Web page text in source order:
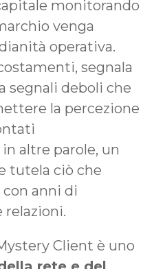
monitorando
venga
operativa.
segnala
segnali deboli che
la percezione
altre parole, un
tutela ciò che
con anni di
relazioni.
Client è uno